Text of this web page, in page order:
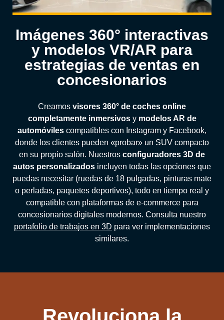
Imágenes 360° interactivas
y modelos VR/AR para
estrategias de ventas en
concesionarios
Creamos visores 360° de coches online
completamente inmersivosy modelos AR de
automóviles compatibles con Instagram y Facebook,
donde los clientes pueden «probar» un SUV compacto
en su propio salón. Nuestros configuradores 3D de
autos personalizados incluyen todas las opciones que
puedas necesitar (ruedas de 18 pulgadas, pinturas mate
o perladas, paquetes deportivos), todo en tiempo real y
compatible con plataformas de e-commerce para
concesionarios digitales modernos. Consulta nuestro
portafolio de trabajos en 3D para ver implementaciones
similares.